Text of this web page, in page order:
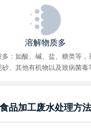
溶解物质多
：如酸、碱、盐、糖类等，
砂、其他有机物以及致病菌毒
METHODS
食品加工废水处理方法